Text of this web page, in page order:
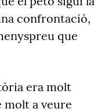
confrontació,
que
era molt
a veure